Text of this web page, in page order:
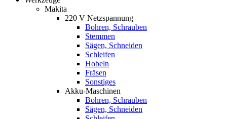
Makita
220 V Netzspannung
Bohren, Schrauben
Stemmen
Sägen, Schneiden
Schleifen
Hobeln
Fräsen
Sonstiges
Akku-Maschinen
Bohren, Schrauben
Sägen, Schneiden